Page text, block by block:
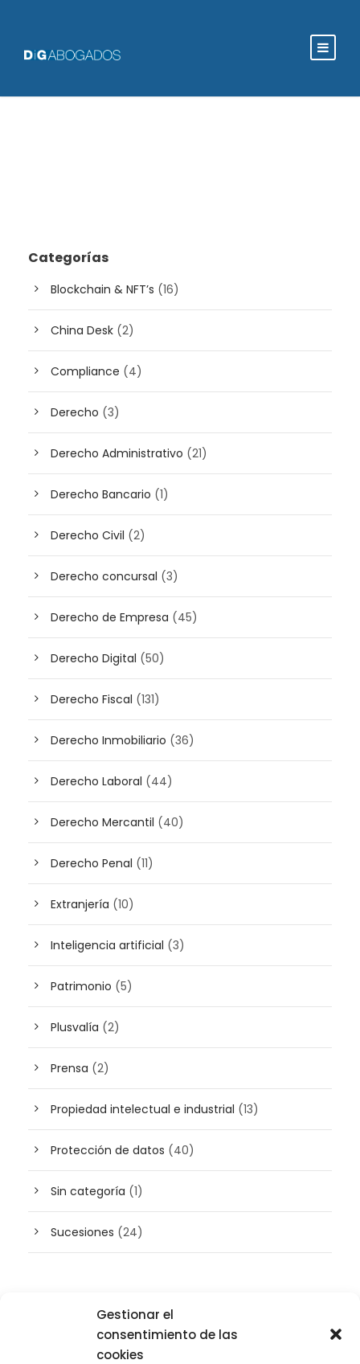
Gestionar el
consentimiento de las
cookies
Categorías
Blockchain & NFT’s (16)
China Desk (2)
Compliance (4)
Derecho (3)
Derecho Administrativo (21)
Derecho Bancario (1)
Derecho Civil (2)
Derecho concursal (3)
Derecho de Empresa (45)
Derecho Digital (50)
Derecho Fiscal (131)
Derecho Inmobiliario (36)
Derecho Laboral (44)
Derecho Mercantil (40)
Derecho Penal (11)
Extranjería (10)
Inteligencia artificial (3)
Patrimonio (5)
Plusvalía (2)
Prensa (2)
Propiedad intelectual e industrial (13)
Protección de datos (40)
Sin categoría (1)
Sucesiones (24)
Buscador de artículos